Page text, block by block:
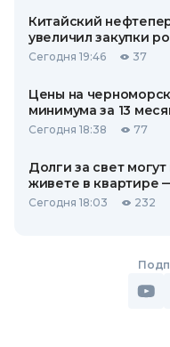
Китайский
увеличил закупки
Сегодня 19:46 37
Цены на
минимума за 13
Сегодня 18:38 77
Долги за свет
живете в квартире
Сегодня 18:03 232